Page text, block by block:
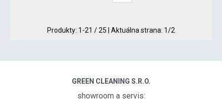
Produkty: 1 -21 /25 | Aktuálna strana: 1/2
GREEN CLEANING S.R.O.
showroom a servis: